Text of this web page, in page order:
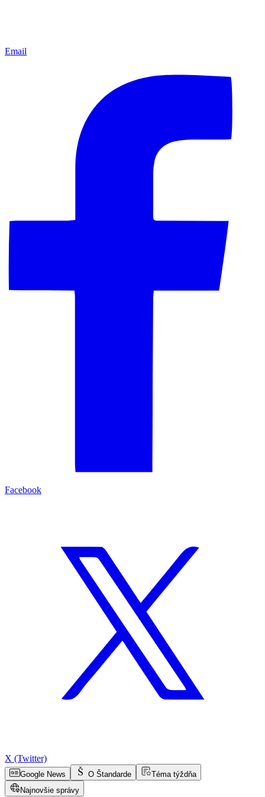
Email
Facebook
X (Twitter)
Google News O Štandarde
Téma týždňa
Najnovšie správy